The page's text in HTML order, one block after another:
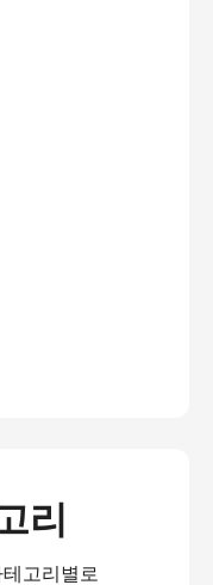
리
고리별로